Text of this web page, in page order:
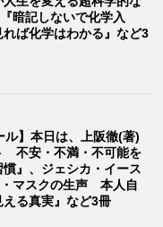
暗記しないで化学入
ば化学はわかる』など3
ル】本日は、上阪徹(著)
不安・不満・不可能を
』、ジェシカ・イース
・マスクの生声 本人自
る真実』など3冊